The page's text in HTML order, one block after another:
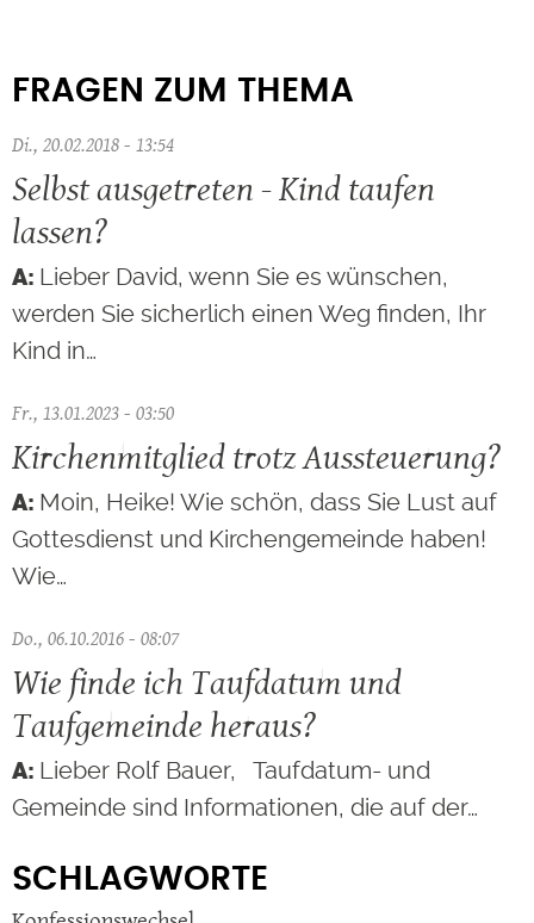
FRAGEN ZUM THEMA
Di., 20.02.2018 - 13:54
Selbst ausgetreten - Kind taufen
lassen?
Lieber David, wenn Sie es wünschen,
werden Sie sicherlich einen Weg finden, Ihr
Kind in…
Fr., 13.01.2023 - 03:50
Kirchenmitglied trotz Aussteuerung?
Moin, Heike! Wie schön, dass Sie Lust auf
Gottesdienst und Kirchengemeinde haben!
Wie…
Do., 06.10.2016 - 08:07
Wie finde ich Taufdatum und
Taufgemeinde heraus?
Lieber Rolf Bauer, Taufdatum- und
Gemeinde sind Informationen, die auf der…
SCHLAGWORTE